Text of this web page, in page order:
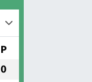
P
0